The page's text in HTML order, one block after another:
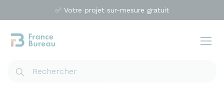
✅ Votre projet sur-mesure gratuit